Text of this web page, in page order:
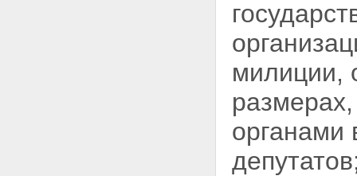
милиции,
органами